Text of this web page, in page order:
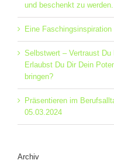
und beschenkt zu werden.
Eine Faschingsinspiration
Selbstwert – Vertraust
Erlaubst Du Dir Dein
bringen?
Präsentieren im
05.03.2024
Archiv